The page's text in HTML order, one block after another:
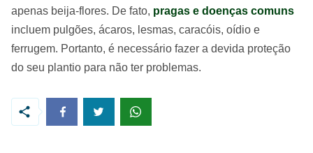
apenas beija-flores. De fato, pragas e doenças comuns
incluem pulgões, ácaros, lesmas, caracóis, oídio e
ferrugem. Portanto, é necessário fazer a devida proteção
do seu plantio para não ter problemas.